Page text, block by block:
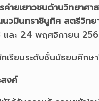
ค่ายเยาวชนด้านวิทยาศ
นวมินทราชินูทิศ สตรีวิ
และ 24 พฤศจิกายน
เรียนระดับชั้นมัธยมศึกษ
งค์